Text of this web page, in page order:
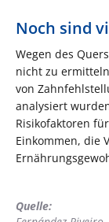
Noch sind
Wegen des
nicht zu
von
analysiert
Risikofaktoren
Einkommen, die
Quelle: